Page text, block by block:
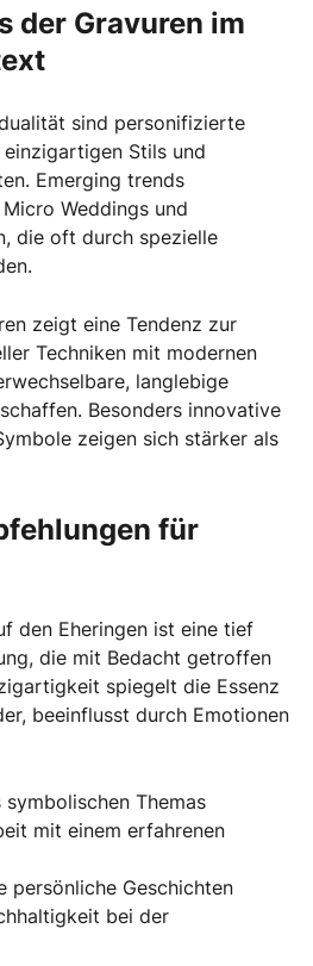
der Gravuren im
sind personifizierte
Stils und
Emerging trends
Weddings und
die oft durch spezielle
zeigt eine Tendenz zur
Techniken mit modernen
langlebige
Besonders innovative
zeigen sich stärker als
für
den Eheringen ist eine tief
die mit Bedacht getroffen
spiegelt die Essenz
beeinflusst durch Emotionen
Themas
mit einem erfahrenen
persönliche Geschichten
bei der